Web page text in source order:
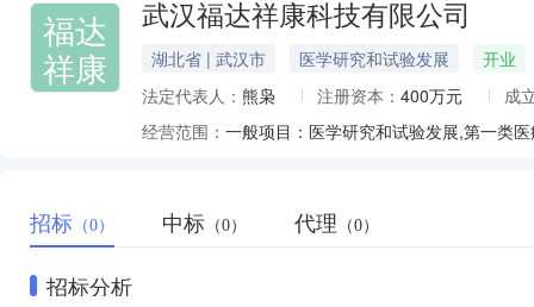
福达
祥康
武汉福达祥康科技有限公司
湖北省 | 武汉市 医学研究和试验发展
开业
法定代表人： 熊枭 注册资本： 400万元
成
经营范围：
招标 （0） 中标 （0） 代理 （0）
招标分析